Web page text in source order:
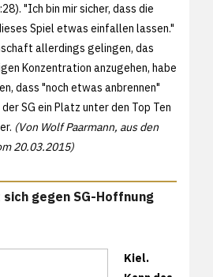
"Ich bin mir sicher, dass die
Spiel etwas einfallen lassen."
allerdings gelingen, das
Konzentration anzugehen, habe
dass "noch etwas anbrennen"
SG ein Platz unter den Top Ten
(Von Wolf Paarmann, aus den
20.03.2015)
sich gegen SG-Hoffnung
Kiel.